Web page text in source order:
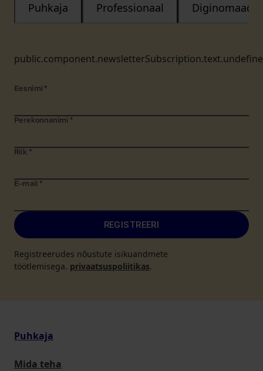
Puhkaja Professionaal Diginomaad
Eesnimi *
Perekonnanimi *
Riik *
E-mail *
REGISTREERI
Registreerudes nõustute isikuandmete
töötlemisega. privaatsuspoliitikas.
Puhkaja
Mida teha